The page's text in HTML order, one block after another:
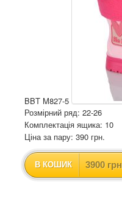
BBT M827-5
Розмірний ряд: 22-26
Комплектація ящика: 10
Ціна за пару: 390 грн.
В КОШИК 3900